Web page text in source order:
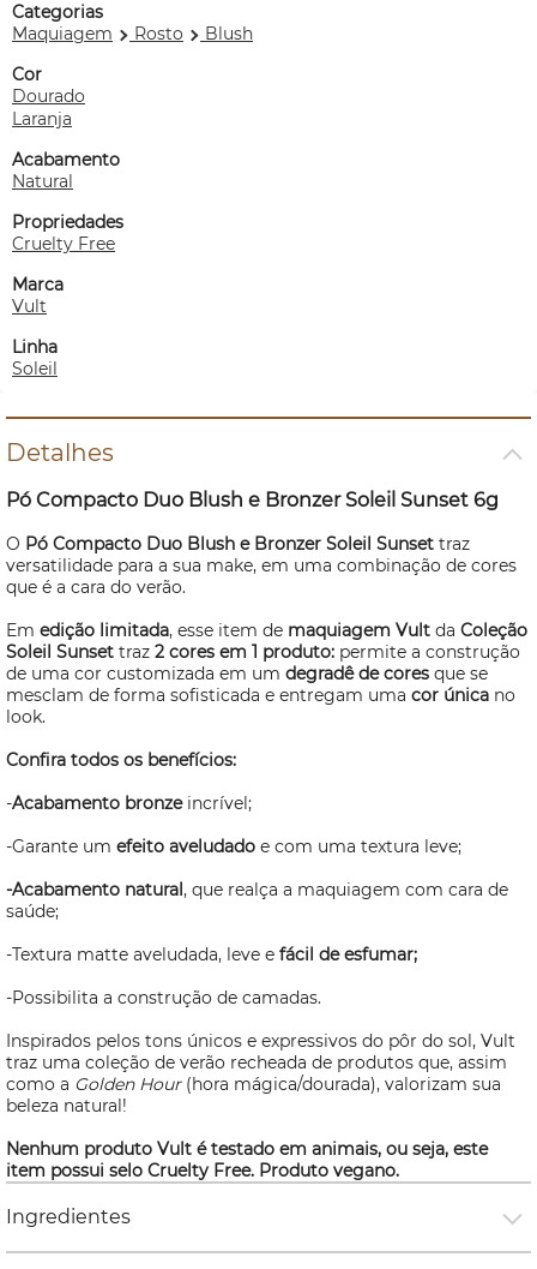
Categorias
Maquiagem
Rosto
Blush
Cor
Dourado
Laranja
Acabamento
Natural
Propriedades
Cruelty Free
Marca
Vult
Linha
Soleil
Detalhes
Pó Compacto Duo Blush e BronzerSoleil Sunset 6g
O Pó Compacto Duo Blush e Bronzer Soleil Sunset traz
versatilidade para a sua make, em uma combinação de cores
que é a cara do verão.
Em edição limitada, esse item de maquiagem Vult da Coleção
Soleil Sunset traz 2 cores em 1 produto: permite a construção
de uma cor customizada em um degradê de cores que se
mesclam de forma sofisticada e entregam uma cor única no
look.
Confira todos os benefícios:
-Acabamento bronze incrível;
-Garante um efeito aveludado e com uma textura leve;
-Acabamento natural, que realça a maquiagem com cara de
saúde;
-Textura matte aveludada, leve e fácil de esfumar;
-Possibilita a construção de camadas.
Inspirados pelos tons únicos e expressivos do pôr do sol, Vult
traz uma coleção de verão recheada de produtos que, assim
como a Golden Hour(hora mágica/dourada), valorizam sua
beleza natural!
Nenhum produto Vult é testado em animais, ou seja, este
item possui selo Cruelty Free. Produto vegano.
Ingredientes